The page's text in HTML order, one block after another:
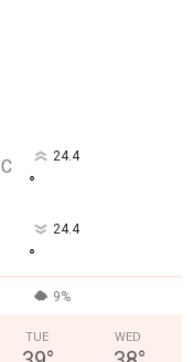
C 24.4
°
24.4
°
9%
TUE WED